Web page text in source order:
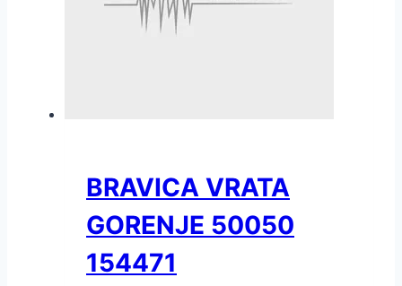
BRAVICA VRATA
GORENJE 50050
154471